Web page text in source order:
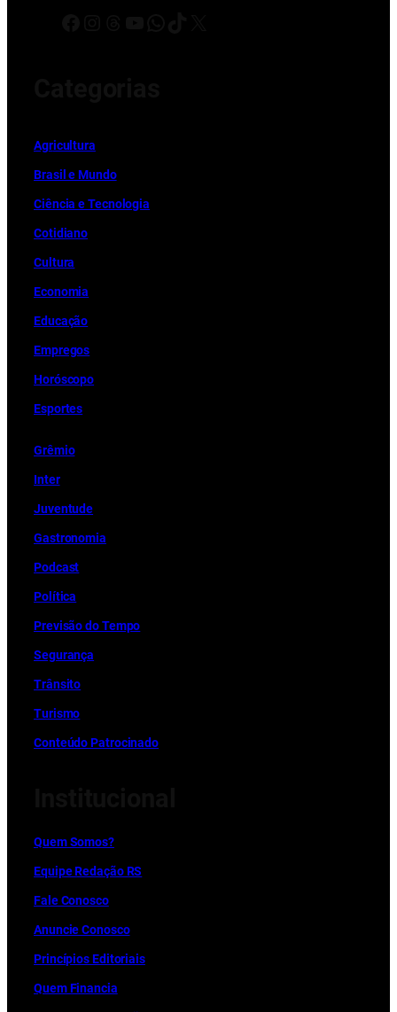
Agricultura
Brasil e Mundo
Ciência e Tecnologia
Cotidiano
Cultura
Economia
Educação
Empregos
Horóscopo
Esportes
Grêmio
Inter
Juventude
Gastronomia
Podcast
Política
Previsão do Tempo
Segurança
Trânsito
Turismo
Conteúdo Patrocinado
Quem Somos?
Equipe Redação RS
Fale Conosco
Anuncie Conosco
Princípios Editoriais
Quem Financia